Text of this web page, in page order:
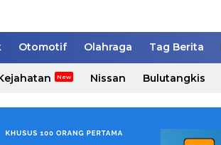
Otomotif Olahraga Tag Berita
Nissan Bulutangkis